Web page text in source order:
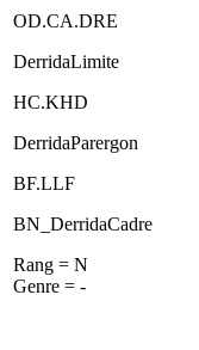
OD.CA.DRE
DerridaLimite
HC.KHD
DerridaParergon
BF.LLF
BN_DerridaCadre
Rang = N
Genre = -